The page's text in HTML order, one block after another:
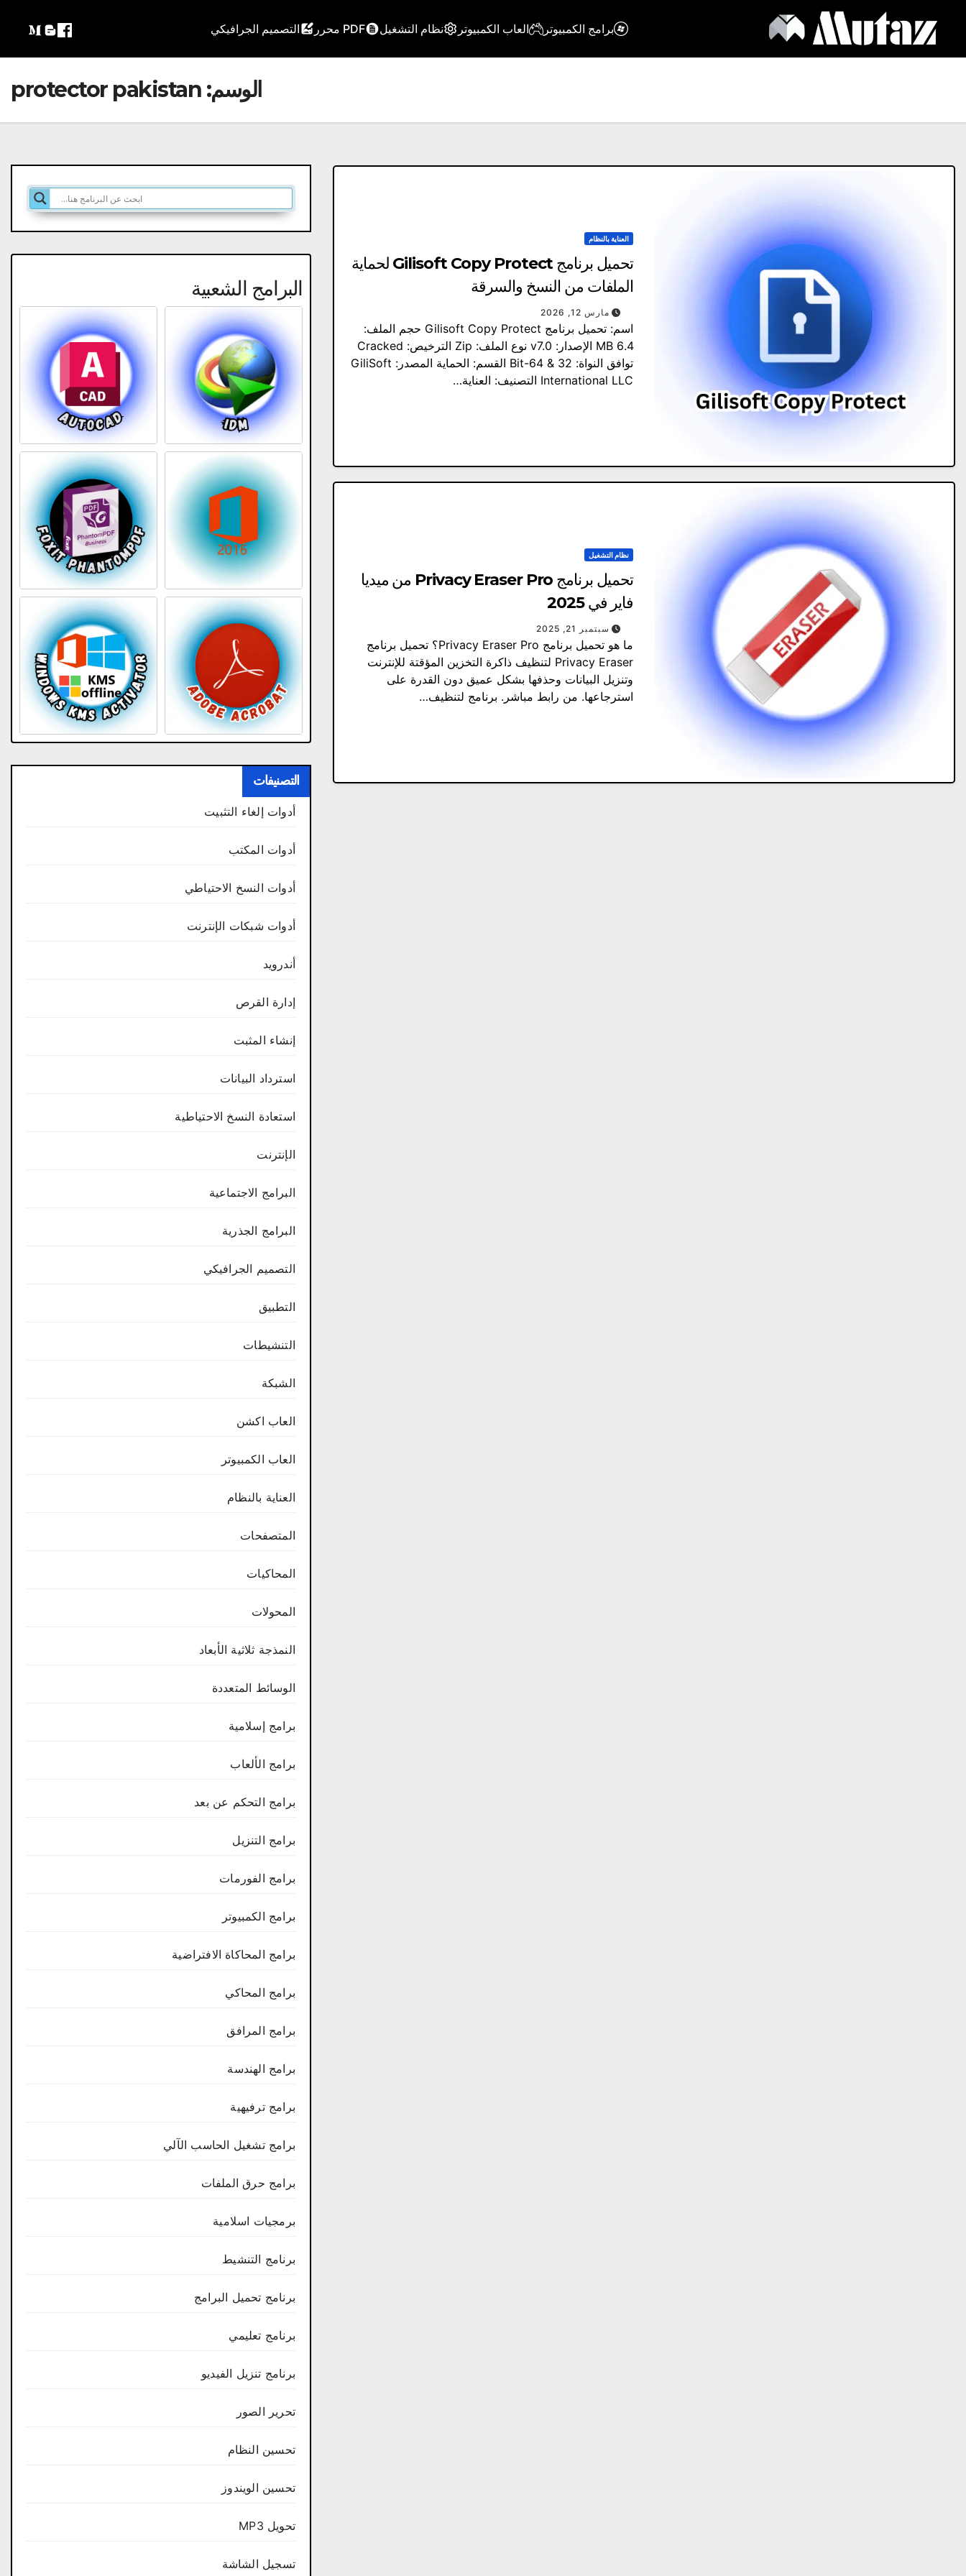
content
برامج الكمبيوتر العاب الكمبيوتر نظام التشغيل PDF محرر التصميم الجرافيكي
الوسم: protector pakistan
العناية بالنظام
تحميل برنامج Gilisoft Copy Protect لحماية
الملفات من النسخ والسرقة
مارس 12, 2026
اسم: تحميل برنامج Gilisoft Copy Protect حجم الملف:
6.4 MB الإصدار: v7.0 نوع الملف: Zip الترخيص: Cracked
توافق النواة: 32 & 64-Bit القسم: الحماية المصدر: GiliSoft
International LLC التصنيف: العناية…
نظام التشغيل
تحميل برنامج Privacy Eraser Pro من ميديا ​​
فاير في 2025
سبتمبر 21, 2025
ما هو تحميل برنامج Privacy Eraser Pro؟ تحميل برنامج
Privacy Eraser لتنظيف ذاكرة التخزين المؤقتة للإنترنت
وتنزيل البيانات وحذفها بشكل عميق دون القدرة على
استرجاعها. من رابط مباشر. برنامج لتنظيف…
البرامج الشعبية
التصنيفات
أدوات إلغاء التثبيت
أدوات المكتب
أدوات النسخ الاحتياطي
أدوات شبكات الإنترنت
أندرويد
إدارة القرص
إنشاء المثبت
استرداد البيانات
استعادة النسخ الاحتياطية
الإنترنت
البرامج الاجتماعية
البرامج الجذرية
التصميم الجرافيكي
التطبيق
التنشيطات
الشبكة
العاب اكشن
العاب الكمبيوتر
العناية بالنظام
المتصفحات
المحاكيات
المحولات
النمذجة ثلاثية الأبعاد
الوسائط المتعددة
برامج إسلامية
برامج الألعاب
برامج التحكم عن بعد
برامج التنزيل
برامج الفورمات
برامج الكمبيوتر
برامج المحاكاة الافتراضية
برامج المحاكي
برامج المرافق
برامج الهندسة
برامج ترفيهية
برامج تشغيل الحاسب الآلي
برامج حرق الملفات
برمجيات اسلامية
برنامج التنشيط
برنامج تحميل البرامج
برنامج تعليمي
برنامج تنزيل الفيديو
تحرير الصور
تحسين النظام
تحسين الويندوز
تحويل MP3
تسجيل الشاشة